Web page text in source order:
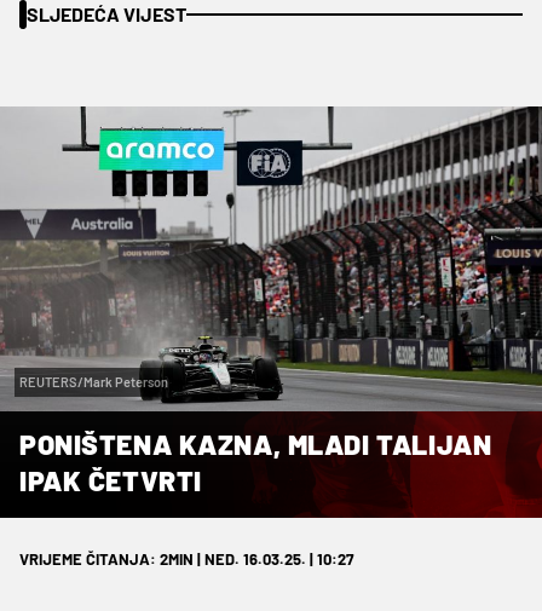
SLJEDEĆA VIJEST
REUTERS/Mark Peterson
PONIŠTENA KAZNA, MLADI TALIJAN
IPAK ČETVRTI
VRIJEME ČITANJA: 2MIN | NED. 16.03.25. | 10:27